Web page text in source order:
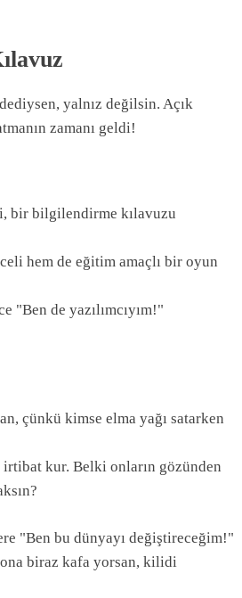
yalnız değilsin. Açık
zamanı geldi!
bir bilgilendirme kılavuzu
hem de eğitim amaçlı bir oyun
"Ben de yazılımcıyım!"
çünkü kimse elma yağı satarken
kur. Belki onların gözünden
"Ben bu dünyayı değiştireceğim!"
biraz kafa yorsan, kilidi